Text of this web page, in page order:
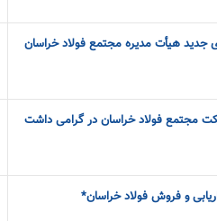
هیأت مدیره مجتمع فولاد خراسان
مجتمع فولاد خراسان در گرامی داشت
و فروش فولاد خراسان*